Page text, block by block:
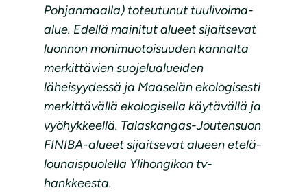
Pohjanmaalla) toteutunut tuulivoima-
alue. Edellä mainitut alueet sijaitsevat
luonnon monimuotoisuuden kannalta
merkittävien suojelualueiden
läheisyydessä ja Maaselän ekologisesti
merkittävällä ekologisella käytävällä ja
vyöhykkeellä. Talaskangas-Joutensuon
FINIBA-alueet sijaitsevat alueen etelä-
lounaispuolella Ylihongikon tv-
hankkeesta.